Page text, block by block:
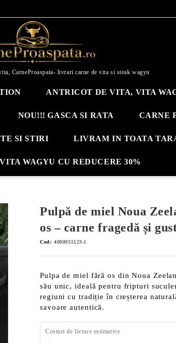
CarneProaspata- livrari carne de vita si steak wagyu
ANTRICOT DE VITA, VITA
NOU!!! GASCA SI RATA CARNE
SI STIRI LIVRAM IN TOATA
WAGYU CU REDUCERE 30%
Pulpă de miel Noua
os – carne fragedă și
Cod: 4000055123-1
Pulpa de miel fără os din Noua
său unic, ideală pentru fripturi
regiuni cu tradiție în creșterea
savoare autentică.
Costuri de livrare estimative